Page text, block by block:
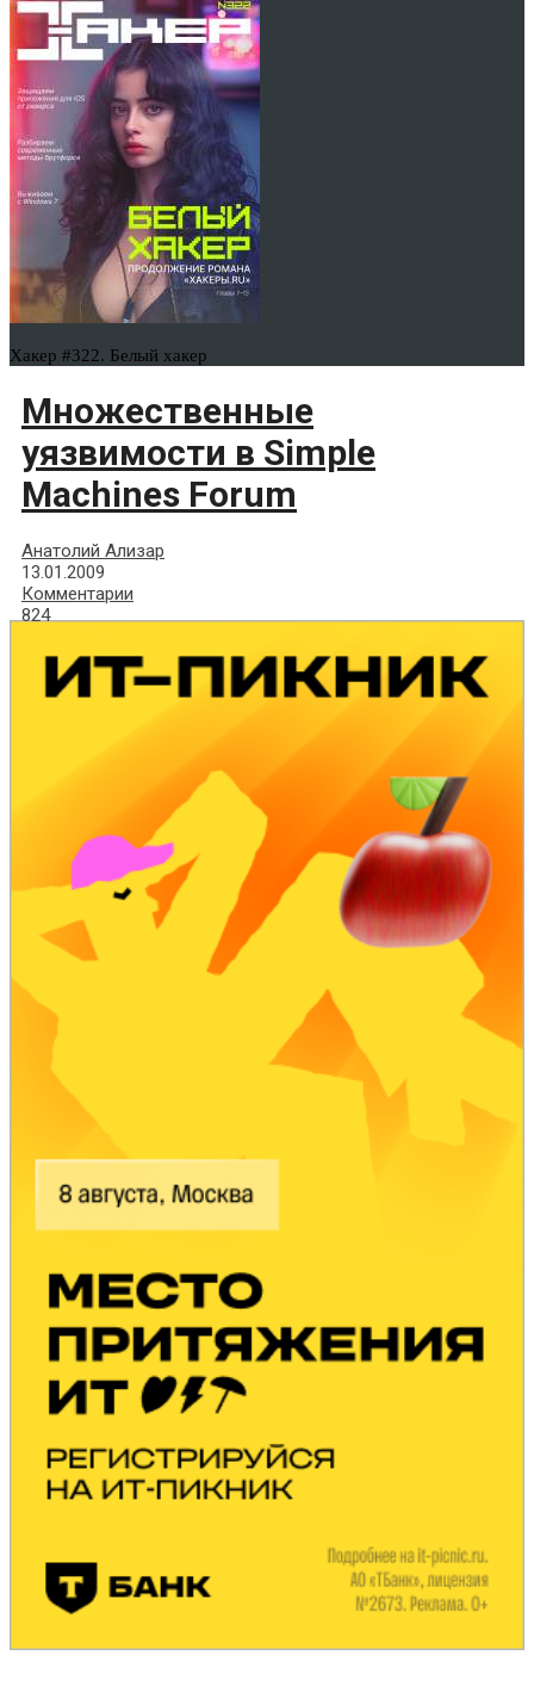
Хакер #322. Белый хакер
Множественные
уязвимости в Simple
Machines Forum
Анатолий Ализар
13.01.2009
Комментарии
824